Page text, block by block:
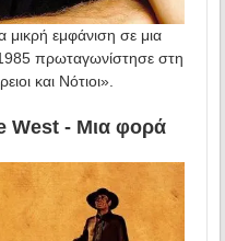
εμφάνιση σε μια
πρωταγωνίστησε στη
και Νότιοι».
West - Μια φορά